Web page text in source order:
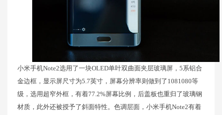
小米手机Note2选用了一块OLED单叶双曲面夹层玻璃屏，5系铝合
金边框，显示屏尺寸为5.7英寸，屏幕分辨率则做到了1081080等
级，选用超窄外框，有着77.2%屏幕比例，后盖板也重归了玻璃钢
材质，此外还被授予了斜面特性。色调层面，小米手机Note2有着